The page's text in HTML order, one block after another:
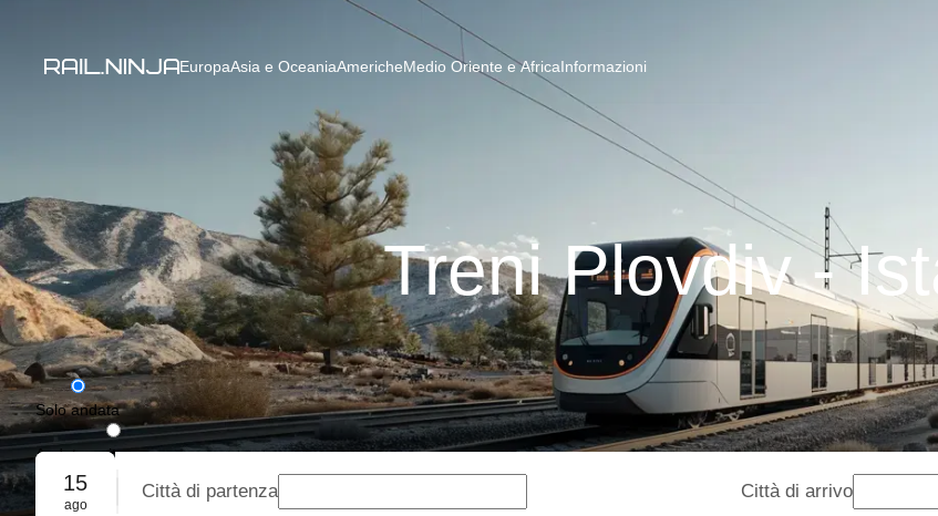
EuropaAsia e OceaniaAmericheMedio Oriente e AfricaInformazioni
Treni Plovdiv -
Solo andata
Andata e ritorno
Prenotazione di gruppo
15
ago
Città di partenza Città di arrivo